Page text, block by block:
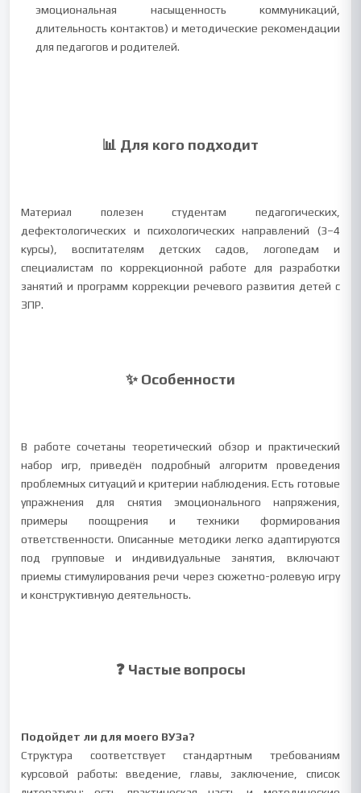
эмоциональная насыщенность коммуникаций,
длительность контактов) и методические рекомендации
для педагогов и родителей.
📊 Для кого подходит
Материал полезен студентам педагогических,
дефектологических и психологических направлений (3–4
курсы), воспитателям детских садов, логопедам и
специалистам по коррекционной работе для разработки
занятий и программ коррекции речевого развития детей с
ЗПР.
✨ Особенности
В работе сочетаны теоретический обзор и практический
набор игр, приведён подробный алгоритм проведения
проблемных ситуаций и критерии наблюдения. Есть готовые
упражнения для снятия эмоционального напряжения,
примеры поощрения и техники формирования
ответственности. Описанные методики легко адаптируются
под групповые и индивидуальные занятия, включают
приемы стимулирования речи через сюжетно-ролевую игру
и конструктивную деятельность.
❓ Частые вопросы
Подойдет ли для моего ВУЗа?
Структура соответствует стандартным требованиям
курсовой работы: введение, главы, заключение, список